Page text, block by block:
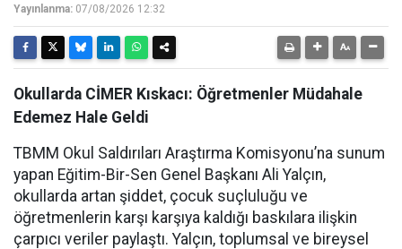
Yayınlanma: 07/08/2026 12:32
Okullarda CİMER Kıskacı: Öğretmenler Müdahale
Edemez Hale Geldi
TBMM Okul Saldırıları Araştırma Komisyonu’na sunum
yapan Eğitim-Bir-Sen Genel Başkanı Ali Yalçın,
okullarda artan şiddet, çocuk suçluluğu ve
öğretmenlerin karşı karşıya kaldığı baskılara ilişkin
çarpıcı veriler paylaştı. Yalçın, toplumsal ve bireysel